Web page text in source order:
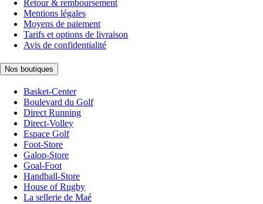
Retour & remboursement
Mentions légales
Moyens de paiement
Tarifs et options de livraison
Avis de confidentialité
Nos boutiques
Basket-Center
Boulevard du Golf
Direct Running
Direct-Volley
Espace Golf
Foot-Store
Galop-Store
Goal-Foot
Handball-Store
House of Rugby
La sellerie de Maé